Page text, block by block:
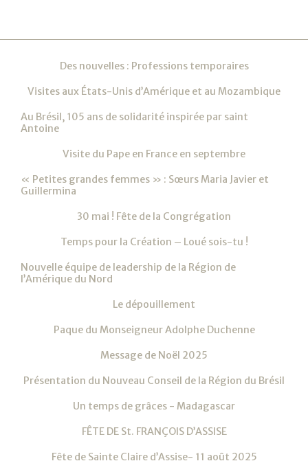
Des nouvelles : Professions temporaires
Visites aux États-Unis d’Amérique et au Mozambique
Au Brésil, 105 ans de solidarité inspirée par saint
Antoine
Visite du Pape en France en septembre
« Petites grandes femmes » : Sœurs Maria Javier et
Guillermina
30 mai ! Fête de la Congrégation
Temps pour la Création – Loué sois-tu !
Nouvelle équipe de leadership de la Région de
l’Amérique du Nord
Le dépouillement
Paque du Monseigneur Adolphe Duchenne
Message de Noël 2025
Présentation du Nouveau Conseil de la Région du Brésil
Un temps de grâces - Madagascar
FÊTE DE St. FRANÇOIS D’ASSISE
Fête de Sainte Claire d’Assise- 11 août 2025